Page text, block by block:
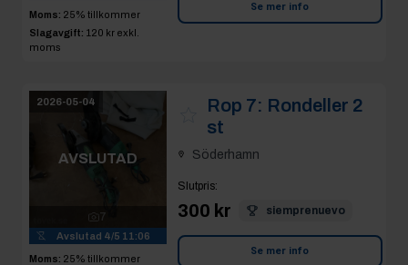
Moms: 25% tillkommer
Slagavgift: 120 kr exkl.
moms
Se mer info
2026-05-04
AVSLUTAD
7
Avslutad 4/5 11:06
Moms: 25% tillkommer
Rop 7: Rondeller 2
st
Söderhamn
Slutpris:
300 kr siemprenuevo
Se mer info